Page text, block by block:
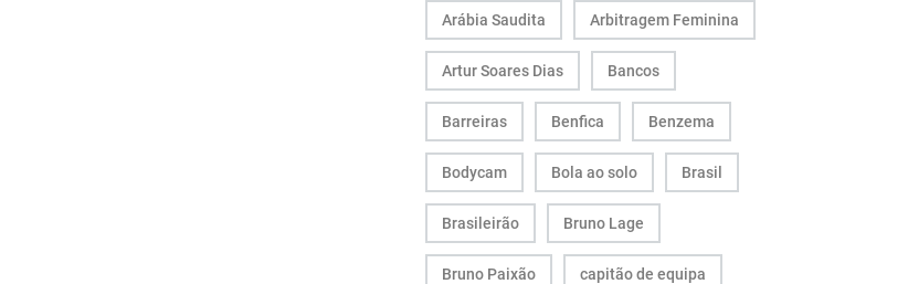
Arábia Saudita Arbitragem Feminina
Artur Soares Dias Bancos
Barreiras Benfica Benzema
Bodycam Bola ao solo Brasil
Brasileirão Bruno Lage
Bruno Paixão capitão de equipa